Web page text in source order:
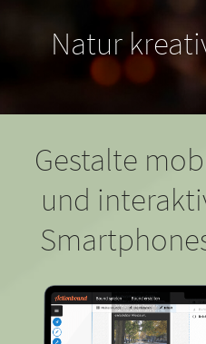
Natur
Gestalte
und